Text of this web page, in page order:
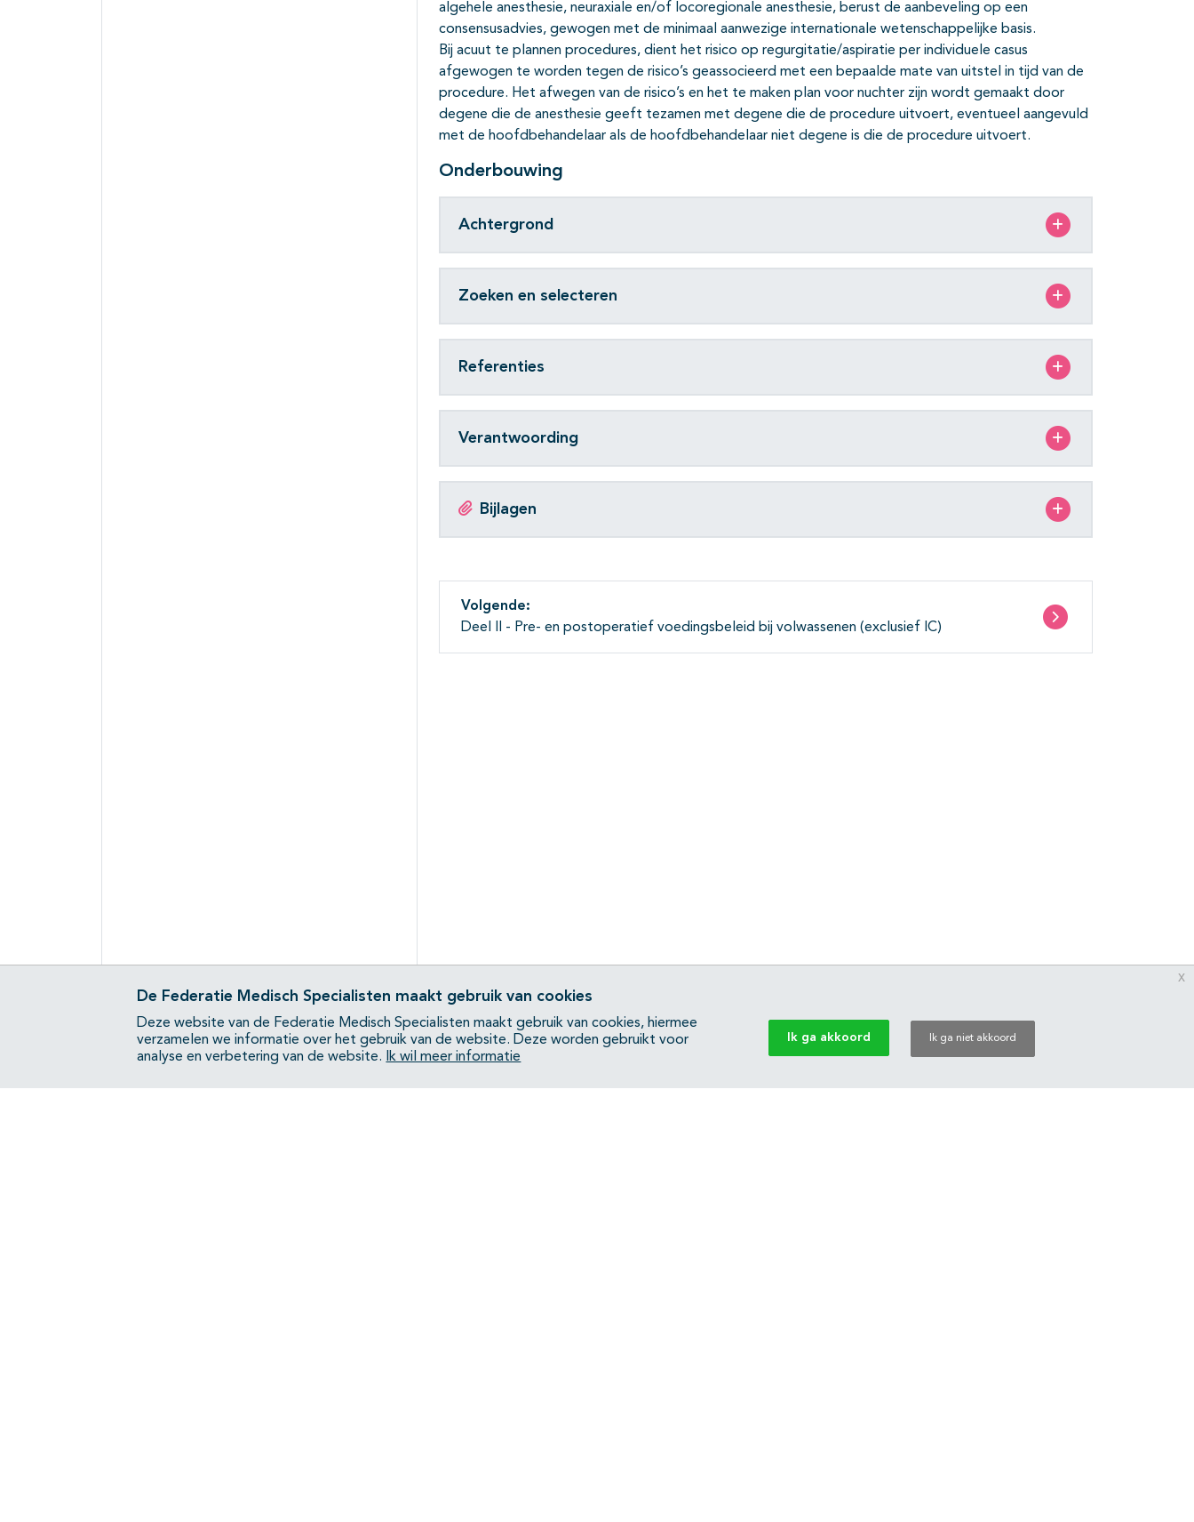
algehele anesthesie, neuraxiale en/of locoregionale anesthesie, berust de aanbeveling op een
consensusadvies, gewogen met de minimaal aanwezige internationale wetenschappelijke basis.
Bij acuut te plannen procedures, dient het risico op regurgitatie/aspiratie per individuele casus
afgewogen te worden tegen de risico’s geassocieerd met een bepaalde mate van uitstel in tijd van de
procedure. Het afwegen van de risico’s en het te maken plan voor nuchter zijn wordt gemaakt door
degene die de anesthesie geeft tezamen met degene die de procedure uitvoert, eventueel aangevuld
met de hoofdbehandelaar als de hoofdbehandelaar niet degene is die de procedure uitvoert.
Onderbouwing
Achtergrond
Zoeken en selecteren
Referenties
Verantwoording
Bijlagen
Volgende:
Deel II - Pre- en postoperatief voedingsbeleid bij volwassenen (exclusief IC)
De Federatie Medisch Specialisten maakt gebruik van cookies
Deze website van de Federatie Medisch Specialisten maakt gebruik van cookies, hiermee
verzamelen we informatie over het gebruik van de website. Deze worden gebruikt voor
analyse en verbetering van de website.
Ik wil meer informatie
Ik ga akkoord Ik ga niet akkoord
x